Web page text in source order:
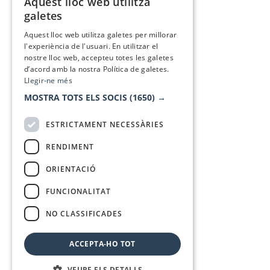
galetes
Aquest lloc web utilitza galetes per millorar
l'experiència de l'usuari. En utilitzar el
nostre lloc web, accepteu totes les galetes
d’acord amb la nostra Política de galetes.
Llegir-ne més
MOSTRA TOTS ELS SOCIS (1650) →
ESTRICTAMENT NECESSÀRIES
RENDIMENT
ORIENTACIÓ
FUNCIONALITAT
NO CLASSIFICADES
ACCEPTA-HO TOT